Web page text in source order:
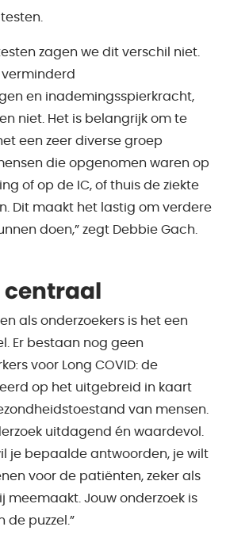
zagen we dit verschil niet.
en inademingsspierkracht,
niet. Het is belangrijk om te
een zeer diverse groep
die opgenomen waren op
of op de IC, of thuis de ziekte
Dit maakt het lastig om verdere
doen,” zegt Debbie Gach.
centraal
als onderzoekers is het een
Er bestaan nog geen
voor Long COVID: de
op het uitgebreid in kaart
van mensen.
uitdagend én waardevol.
je bepaalde antwoorden, je wilt
voor de patiënten, zeker als
meemaakt. Jouw onderzoek is
de puzzel.”